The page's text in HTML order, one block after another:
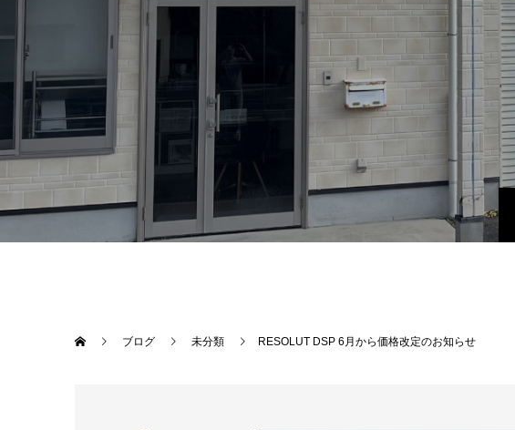
ブログ 未分類 RESOLUT DSP 6月から価格改定のお知らせ